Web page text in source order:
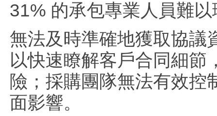
31% 的承包專業人員難
無法及時準確地獲取協議
以快速瞭解客戶合同細
險；採購團隊無法有效控
面影響。